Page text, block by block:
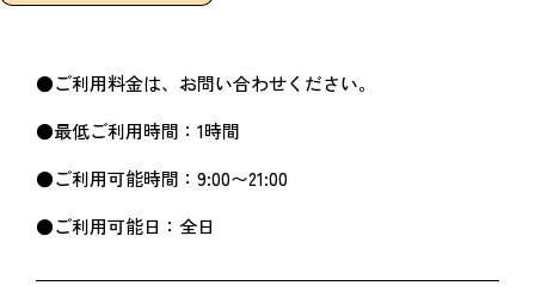
●ご利用料金は、お問い合わせください。
●最低ご利用時間：1時間
●ご利用可能時間：9:00〜21:00
●ご利用可能日：全日